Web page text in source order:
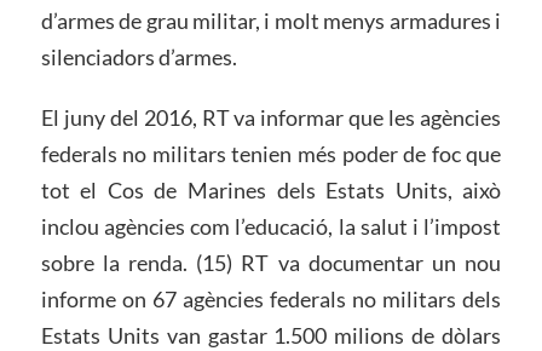
d’armes de grau militar, i molt menys armadures i
silenciadors d’armes.
El juny del 2016, RT va informar que les agències
federals no militars tenien més poder de foc que
tot el Cos de Marines dels Estats Units, això
inclou agències com l’educació, la salut i l’impost
sobre la renda. (15) RT va documentar un nou
informe on 67 agències federals no militars dels
Estats Units van gastar 1.500 milions de dòlars